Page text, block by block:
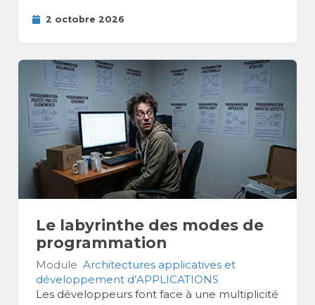
2 octobre 2026
Le labyrinthe des modes de
programmation
Module Architectures applicatives et
développement d’APPLICATIONS
Les développeurs font face à une multiplicité